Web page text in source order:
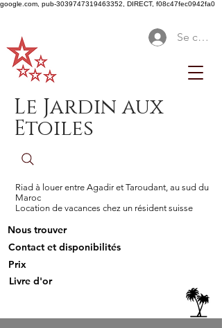
google.com, pub-3039747319463352, DIRECT, f08c47fec0942fa0
Se
Le Jardin aux
Etoiles
Riad à louer entre Agadir et Taroudant, au sud du
Maroc
Location de vacances chez un résident suisse
Nous trouver
Contact et disponibilités
Prix
Livre d'or